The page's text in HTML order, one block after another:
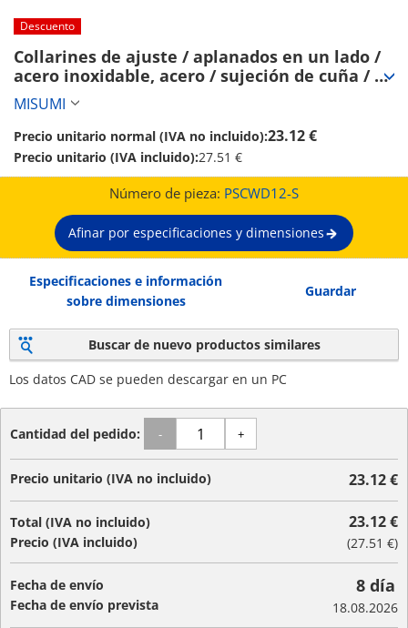
Descuento
Collarines de ajuste / aplanados en un lado /
acero inoxidable, acero / sujeción de cuña /
palanca de sujeción (PSCWD12-S)
MISUMI
Precio unitario normal (IVA no incluido):23.12 €
Precio unitario (IVA incluido):27.51 €
Número de pieza: PSCWD12-S
Afinar por especificaciones y dimensiones
Especificaciones e información
sobre dimensiones
Guardar
Buscar de nuevo productos similares
Los datos CAD se pueden descargar en un PC
Cantidad del pedido: - +
Precio unitario (IVA no incluido) 23.12 €
Total (IVA no incluido)
Precio (IVA incluido)
23.12 €
(27.51 €)
Fecha de envío
Fecha de envío prevista
8 día
18.08.2026